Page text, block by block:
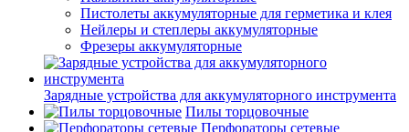
Пистолеты аккумуляторные для герметика и клея
Нейлеры и степлеры аккумуляторные
Фрезеры аккумуляторные
Зарядные устройства для аккумуляторного инструмента
Пилы торцовочные
Перфораторы сетевые